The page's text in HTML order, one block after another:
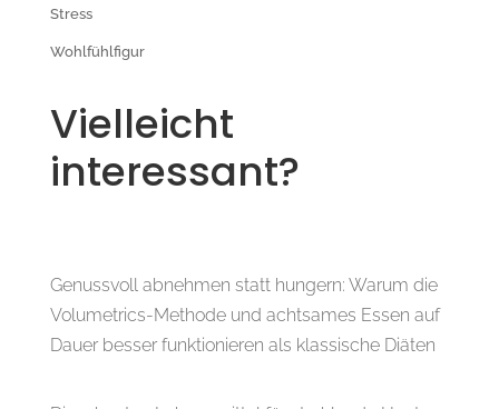
Stress
Wohlfühlfigur
Vielleicht
interessant?
Genussvoll abnehmen statt hungern: Warum die
Volumetrics-Methode und achtsames Essen auf
Dauer besser funktionieren als klassische Diäten